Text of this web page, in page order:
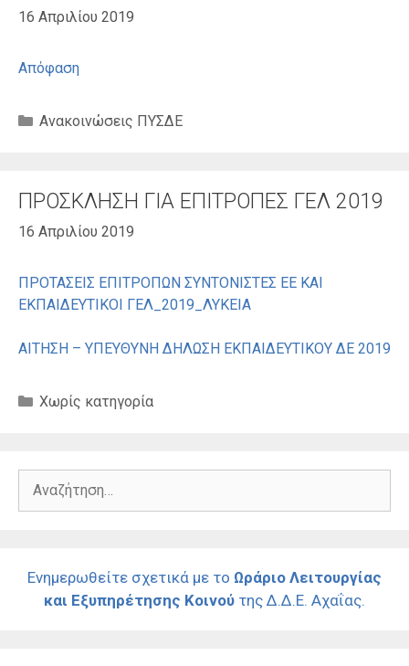
16 Απριλίου 2019
Απόφαση
Κατηγορίες
Ανακοινώσεις ΠΥΣΔΕ
ΠΡΟΣΚΛΗΣΗ ΓΙΑ ΕΠΙΤΡΟΠΕΣ ΓΕΛ 2019
16 Απριλίου 2019
ΠΡΟΤΑΣΕΙΣ ΕΠΙΤΡΟΠΩΝ ΣΥΝΤΟΝΙΣΤΕΣ ΕΕ ΚΑΙ
ΕΚΠΑΙΔΕΥΤΙΚΟΙ ΓΕΛ_2019_ΛΥΚΕΙΑ
ΑΙΤΗΣΗ – ΥΠΕΥΘΥΝΗ ΔΗΛΩΣΗ ΕΚΠΑΙΔΕΥΤΙΚΟΥ ΔΕ 2019
Κατηγορίες
Χωρίς κατηγορία
Αναζήτηση
Ενημερωθείτε σχετικά με το Ωράριο Λειτουργίας
και Εξυπηρέτησης Κοινού της Δ.Δ.Ε. Αχαΐας.